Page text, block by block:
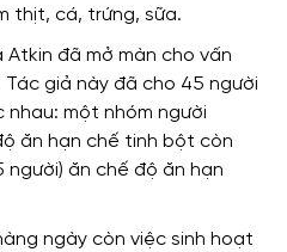
thịt, cá, trứng, sữa.
đã mở màn cho vấn
giả này đã cho 45 người
nhau: một nhóm người
ăn hạn chế tinh bột còn
người) ăn chế độ ăn hạn
ngày còn việc sinh hoạt